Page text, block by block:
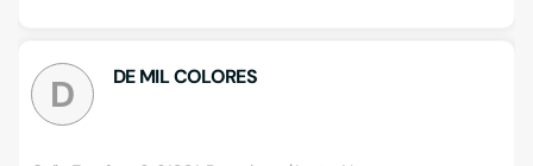
D DE MIL COLORES